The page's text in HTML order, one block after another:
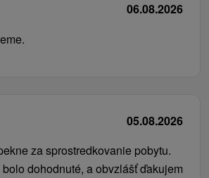
06.08.2026
05.08.2026
za sprostredkovanie pobytu.
dohodnuté, a obvzlášť ďakujem